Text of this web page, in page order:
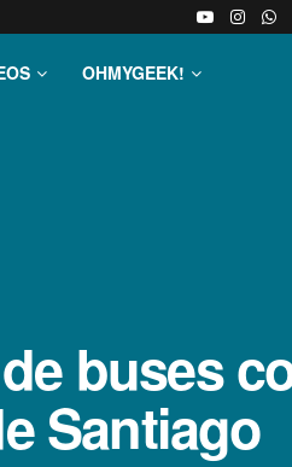
OHMYGEEK!
buses
Santiago